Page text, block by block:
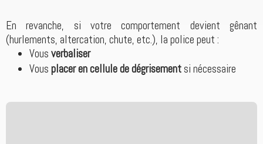
En revanche, si votre comportement devient gênant
(hurlements, altercation, chute, etc.), la police peut :
Vous verbaliser
Vous placer en cellule de dégrisement si nécessaire